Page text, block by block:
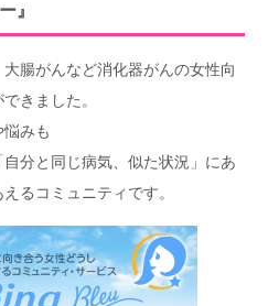
』
腸がんなど消化器がんの女性向
きました。
みも
分と同じ病気、似た状況」にあ
るコミュニティです。